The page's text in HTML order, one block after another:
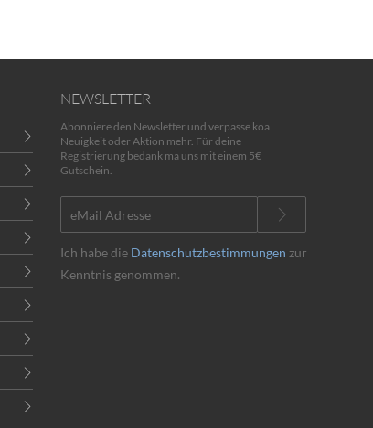
NEWSLETTER
Abonniere den Newsletter und verpasse koa
Neuigkeit oder Aktion mehr. Für deine
Registrierung bedank ma uns mit einem 5€
Gutschein.
Ich habe die Datenschutzbestimmungen zur
Kenntnis genommen.